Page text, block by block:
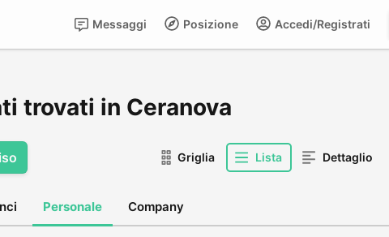
Accedi/Registrati
Posizione
Messaggi
trovati in Ceranova
Griglia Lista Dettaglio
Personale Company